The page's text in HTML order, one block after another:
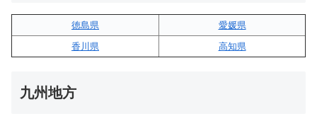
徳島県
愛媛県
香川県
高知県
九州地方